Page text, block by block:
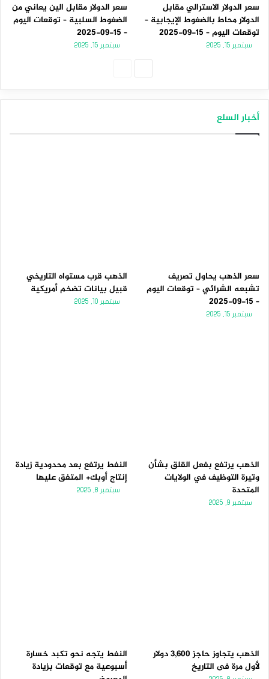
سعر الدولار الاسترالي مقابل
الدولار محاط بالضغوط الإيجابية –
توقعات اليوم – 15-09-2025
سبتمبر 15, 2025
سعر الدولار مقابل الين يعاني من
الضغوط السلبية – توقعات اليوم
– 15-09-2025
سبتمبر 15, 2025
أخبار السلع
سعر الذهب يحاول تصريف
تشبعه الشرائي – توقعات اليوم
– 15-09-2025
سبتمبر 15, 2025
الذهب قرب مستواه التاريخي
قبيل بيانات تضخم أمريكية
سبتمبر 10, 2025
الذهب يرتفع بفعل القلق بشأن
وتيرة التوظيف في الولايات
المتحدة
سبتمبر 9, 2025
النفط يرتفع بعد محدودية زيادة
إنتاج أوبك+ المتفق عليها
سبتمبر 8, 2025
الذهب يتجاوز حاجز 3,600 دولار
لأول مرة فى التاريخ
النفط يتجه نحو تكبد خسارة
أسبوعية مع توقعات بزيادة